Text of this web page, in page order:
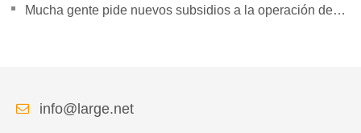
establecer subsidiarias
Mucha gente pide nuevos subsidios a la operación de
info@large.net